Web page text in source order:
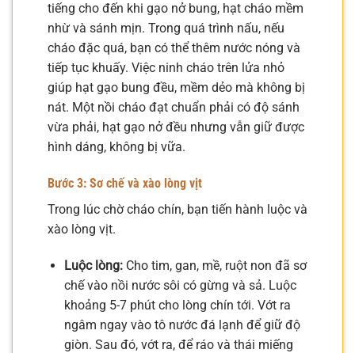
tiếng cho đến khi gạo nở bung, hạt cháo mềm
nhừ và sánh mịn. Trong quá trình nấu, nếu
cháo đặc quá, bạn có thể thêm nước nóng và
tiếp tục khuấy. Việc ninh cháo trên lửa nhỏ
giúp hạt gạo bung đều, mềm dẻo mà không bị
nát. Một nồi cháo đạt chuẩn phải có độ sánh
vừa phải, hạt gạo nở đều nhưng vẫn giữ được
hình dáng, không bị vữa.
Bước 3: Sơ chế và xào lòng vịt
Trong lúc chờ cháo chín, bạn tiến hành luộc và
xào lòng vịt.
Luộc lòng:Cho tim, gan, mề, ruột non đã sơ
chế vào nồi nước sôi có gừng và sả. Luộc
khoảng 5-7 phút cho lòng chín tới. Vớt ra
ngâm ngay vào tô nước đá lạnh để giữ độ
giòn. Sau đó, vớt ra, để ráo và thái miếng